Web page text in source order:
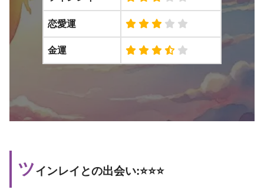
恋愛運
金運
ツインレイとの出会い:⭐️⭐️⭐️